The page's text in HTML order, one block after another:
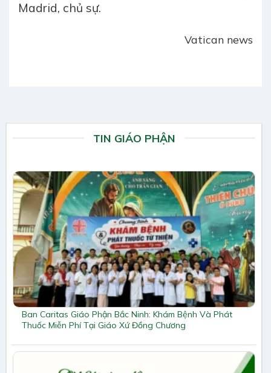
Madrid, chủ sự.
Vatican news
TIN GIÁO PHẬN
Ban Caritas Giáo Phận Bắc Ninh: Khám Bệnh Và Phát
Thuốc Miễn Phí Tại Giáo Xứ Đồng Chương